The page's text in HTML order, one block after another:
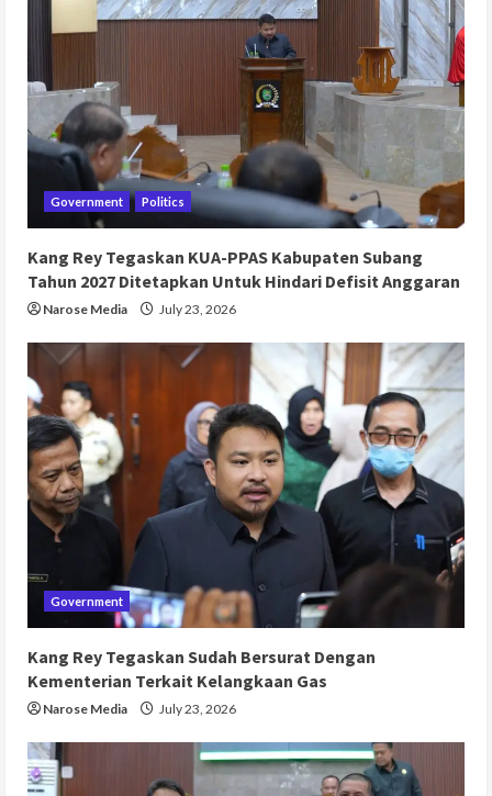
Government Politics
Kang Rey Tegaskan KUA-PPAS Kabupaten Subang
Tahun 2027 Ditetapkan Untuk Hindari Defisit Anggaran
Narose Media July 23, 2026
Government
Kang Rey Tegaskan Sudah Bersurat Dengan
Kementerian Terkait Kelangkaan Gas
Narose Media July 23, 2026